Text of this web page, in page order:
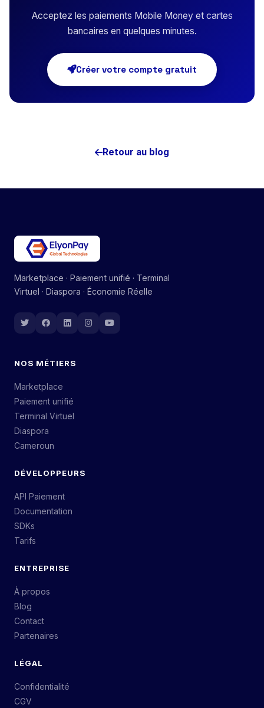
Acceptez les paiements Mobile Money et cartes
bancaires en quelques minutes.
Créer votre compte gratuit
Retour au blog
Marketplace · Paiement unifié · Terminal
Virtuel · Diaspora · Économie Réelle
NOS MÉTIERS
Marketplace
Paiement unifié
Terminal Virtuel
Diaspora
Cameroun
DÉVELOPPEURS
API Paiement
Documentation
SDKs
Tarifs
ENTREPRISE
À propos
Blog
Contact
Partenaires
LÉGAL
Confidentialité
CGV